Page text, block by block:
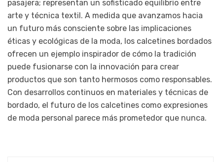
pasajera; representan un sofisticado equilibrio entre
arte y técnica textil. A medida que avanzamos hacia
un futuro más consciente sobre las implicaciones
éticas y ecológicas de la moda, los calcetines bordados
ofrecen un ejemplo inspirador de cómo la tradición
puede fusionarse con la innovación para crear
productos que son tanto hermosos como responsables.
Con desarrollos continuos en materiales y técnicas de
bordado, el futuro de los calcetines como expresiones
de moda personal parece más prometedor que nunca.